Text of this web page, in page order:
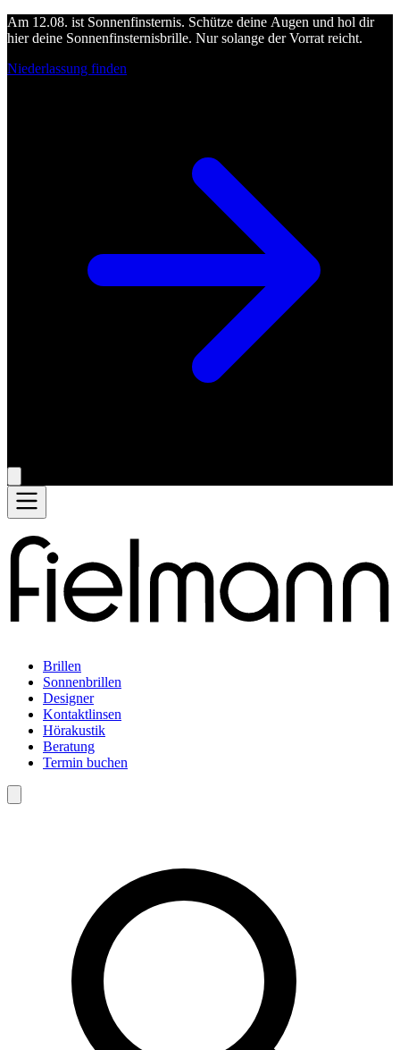
Am 12.08. ist Sonnenfinsternis. Schütze deine Augen und hol dir
hier deine Sonnenfinsternisbrille. Nur solange der Vorrat reicht.
Niederlassung finden
Brillen
Sonnenbrillen
Designer
Kontaktlinsen
Hörakustik
Beratung
Termin buchen